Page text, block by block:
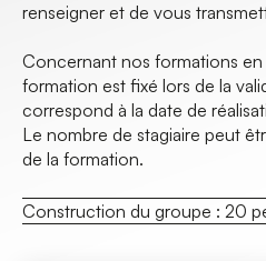
renseigner et de vous
Concernant nos formations en
formation est fixé lors de la
correspond à la date de
Le nombre de stagiaire peut
de la formation.
Construction du groupe : 20